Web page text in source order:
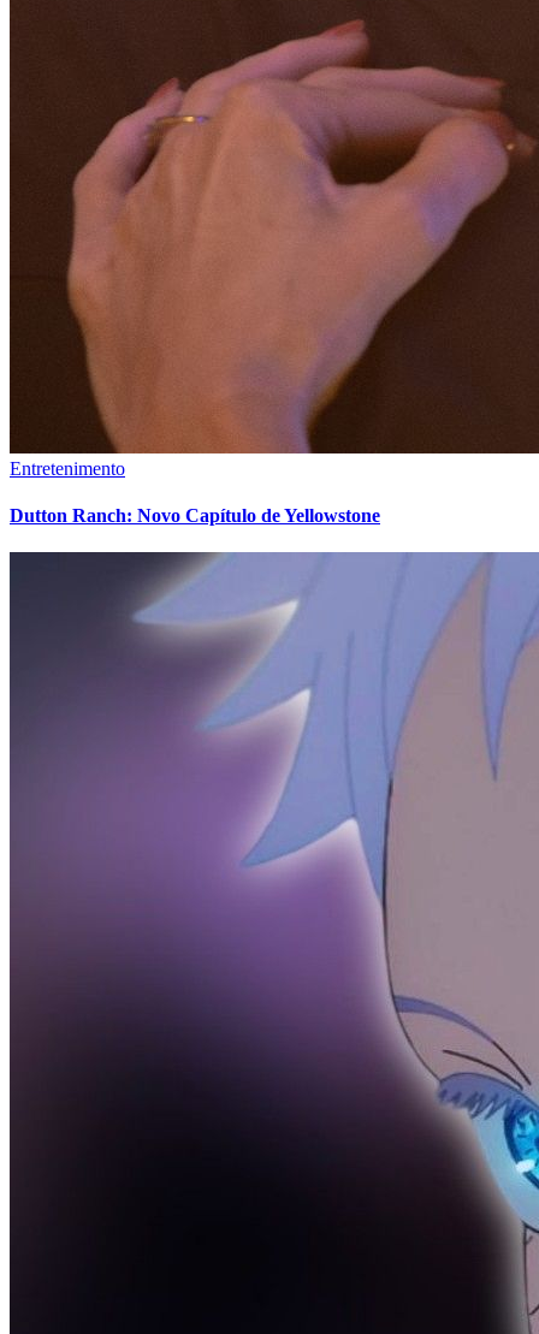
Entretenimento
Dutton Ranch: Novo Capítulo de Yellowstone